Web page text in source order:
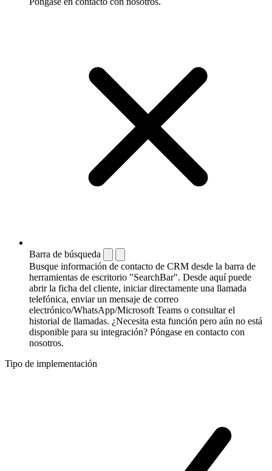
Barra de búsqueda
Busque información de contacto de CRM desde la barra de
herramientas de escritorio "SearchBar". Desde aquí puede
abrir la ficha del cliente, iniciar directamente una llamada
telefónica, enviar un mensaje de correo
electrónico/WhatsApp/Microsoft Teams o consultar el
historial de llamadas. ¿Necesita esta función pero aún no está
disponible para su integración? Póngase en contacto con
nosotros.
Tipo de implementación